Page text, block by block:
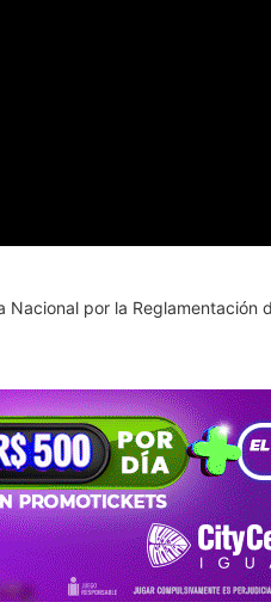
por la Reglamentación